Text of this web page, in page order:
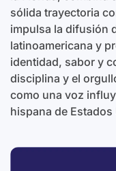
sólida trayectoria
impulsa la difusión
latinoamericana y
identidad, sabor y
disciplina y el
como una voz
hispana de